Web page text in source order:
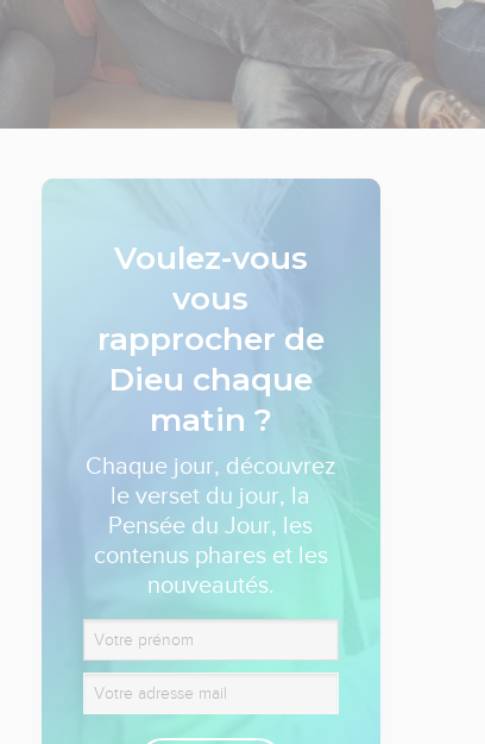
Voulez-vous
vous
rapprocher de
Dieu chaque
matin ?
Chaque jour, découvrez
le verset du jour, la
Pensée du Jour, les
contenus phares et les
nouveautés.